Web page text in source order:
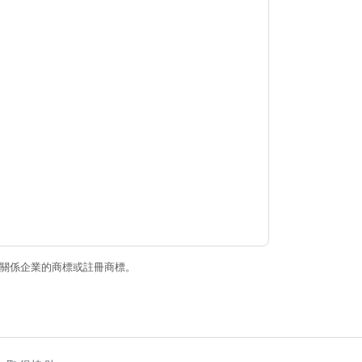
企業的商標或註冊商標。